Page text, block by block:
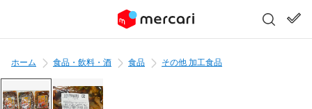
ホーム 食品・飲料・酒 食品 その他 加工食品